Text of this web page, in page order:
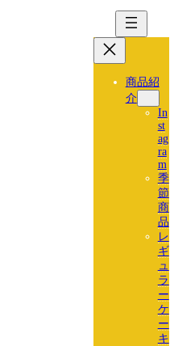
商品紹
介
In
st
ag
ra
m
季
節
商
品
レ
ギ
ュ
ラ
ー
ケ
ー
キ